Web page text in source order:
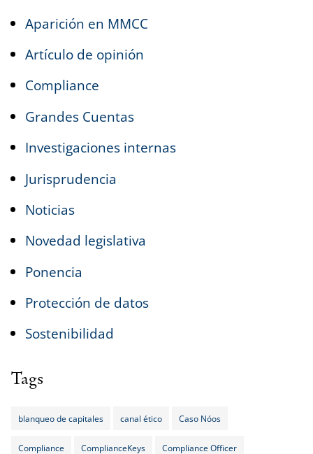
Aparición en MMCC
Artículo de opinión
Compliance
Grandes Cuentas
Investigaciones internas
Jurisprudencia
Noticias
Novedad legislativa
Ponencia
Protección de datos
Sostenibilidad
Tags
blanqueo de capitales canal ético Caso Nóos
Compliance ComplianceKeys Compliance Officer